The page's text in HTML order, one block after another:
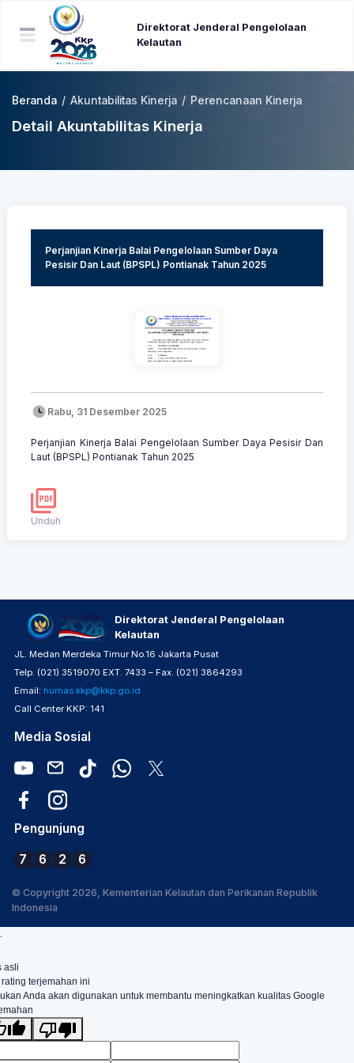
Direktorat Jenderal Pengelolaan
Kelautan
Beranda / Akuntabilitas Kinerja / Perencanaan Kinerja
Detail Akuntabilitas Kinerja
Perjanjian Kinerja Balai Pengelolaan Sumber Daya
Pesisir Dan Laut (BPSPL) Pontianak Tahun 2025
Rabu, 31 Desember 2025
Perjanjian Kinerja Balai Pengelolaan Sumber Daya Pesisir Dan
Laut (BPSPL) Pontianak Tahun 2025
Unduh
Direktorat Jenderal Pengelolaan
Kelautan
JL. Medan Merdeka Timur No.16 Jakarta Pusat
Telp. (021) 3519070 EXT. 7433 – Fax. (021) 3864293
Email: humas.kkp@kkp.go.id
Call Center KKP: 141
Media Sosial
Pengunjung
7 6 2 6
© Copyright 2026, Kementerian Kelautan dan Perikanan Republik
Indonesia
.
asli
terjemahan ini
Anda akan digunakan untuk membantu meningkatkan kualitas Google